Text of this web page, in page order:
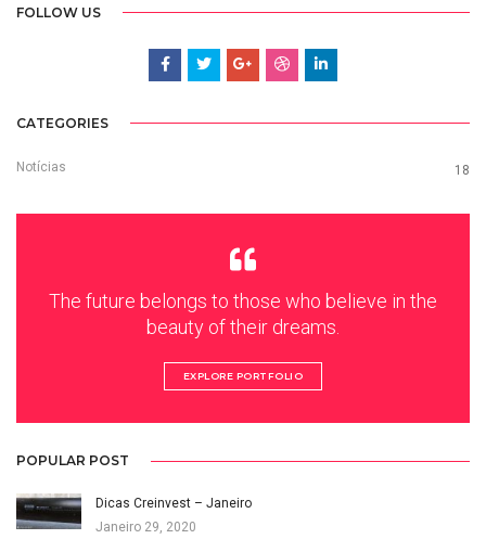
FOLLOW US
CATEGORIES
Notícias 18
The future belongs to those who believe in the
beauty of their dreams.
EXPLORE PORTFOLIO
POPULAR POST
Dicas Creinvest – Janeiro
Janeiro 29, 2020